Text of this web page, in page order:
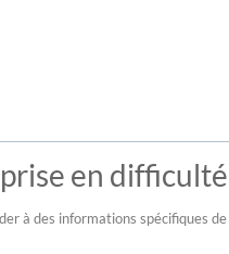
en difficulté
à des informations spécifiques